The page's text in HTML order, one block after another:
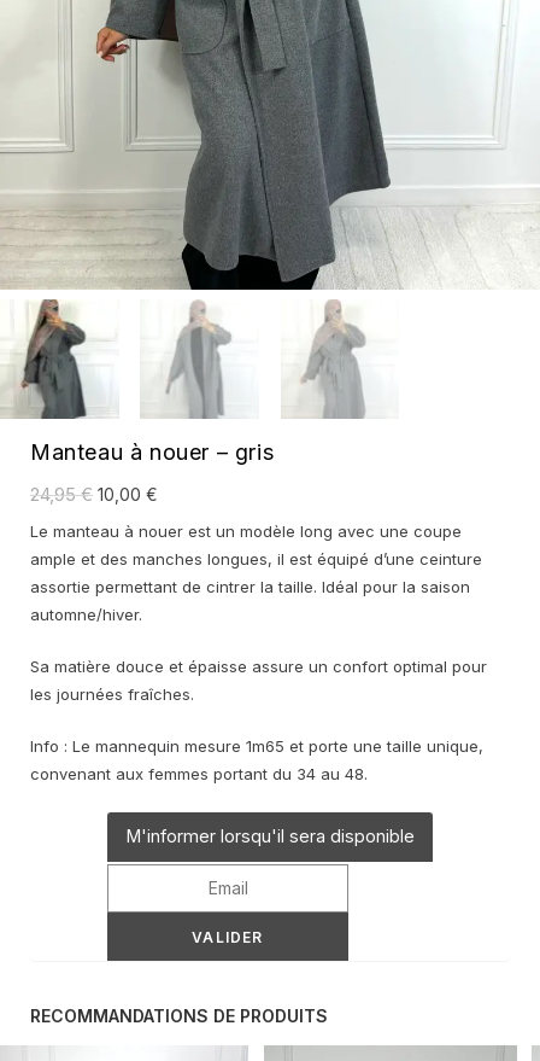
Manteau à nouer – gris
24,95€ Le
prix
initial
était :
24,95 €.
10,00 €
actuel
est :
10,00 €.
Le manteau à nouer est un modèle long avec une coupe
ample et des manches longues, il est équipé d’une ceinture
assortie permettant de cintrer la taille. Idéal pour la saison
automne/hiver.
Sa matière douce et épaisse assure un confort optimal pour
les journées fraîches.
Info : Le mannequin mesure 1m65 et porte une taille unique,
convenant aux femmes portant du 34 au 48.
M'informer lorsqu'il sera disponible
RECOMMANDATIONS DE PRODUITS